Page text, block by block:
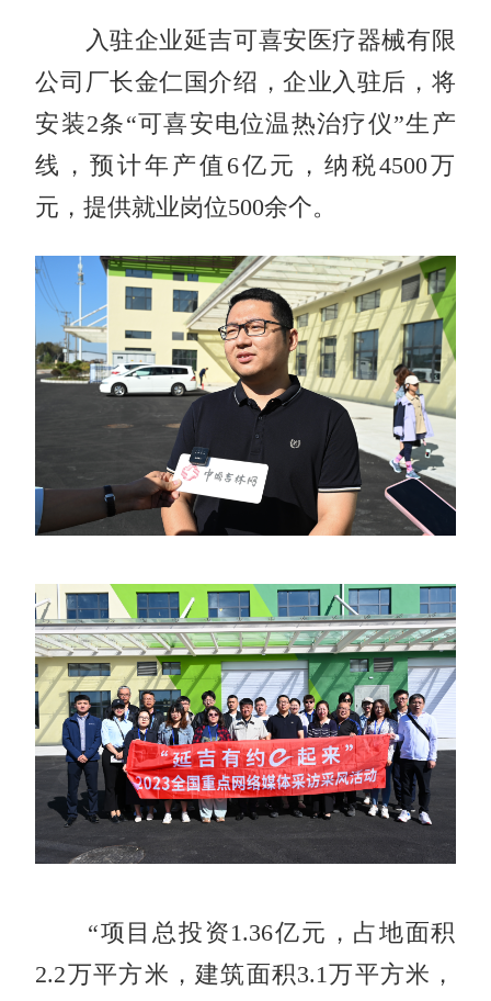
入驻企业延吉可喜安医疗器械有限
公司厂长金仁国介绍，企业入驻后，将
安装2条“可喜安电位温热治疗仪”生产
线，预计年产值6亿元，纳税4500万
元，提供就业岗位500余个。
“项目总投资1.36亿元，占地面积
2.2万平方米，建筑面积3.1万平方米，